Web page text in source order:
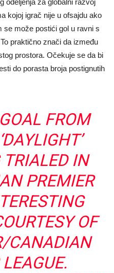
odeljenja za globalni razvoj
kojoj igrač nije u ofsajdu ako
se može postići gol u ravni s
praktično znači da između
prostora. Očekuje se da bi
do porasta broja postignutih
FROM
TRIALED IN
PREMIER
OF
CANADIAN